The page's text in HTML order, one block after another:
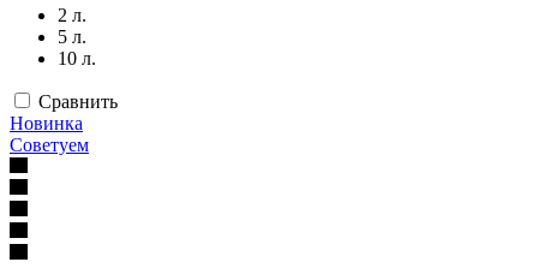
2 л.
5 л.
10 л.
Сравнить
Новинка
Советуем